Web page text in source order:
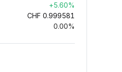
+5.60%
CHF 0.999581
0.00%